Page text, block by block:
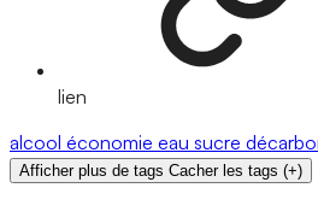
lien
alcool économie eau sucre
Afficher plus de tags Cacher les tags (+)